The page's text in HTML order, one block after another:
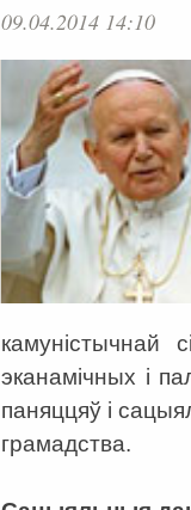
09.04.2014 14:10
камуністычнай
эканамічных і
паняццяў і
грамадства.